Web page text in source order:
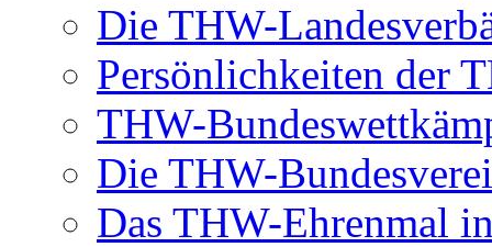
Die THW-
Persönlichkeiten der
THW-
Die THW-
Das THW-Ehrenmal